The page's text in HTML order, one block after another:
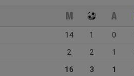
14 1 0
2 2 1
16 3 1